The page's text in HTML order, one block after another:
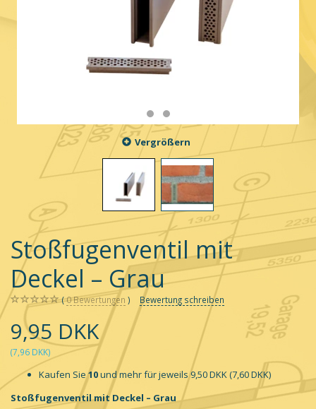
Vergrößern
Stoßfugenventil mit
Deckel – Grau
0Bewertungen Bewertung schreiben
9,95 DKK
(7,96 DKK)
Kaufen Sie10und mehr für jeweils9,50 DKK(7,60 DKK)
Stoßfugenventil mit Deckel – Grau